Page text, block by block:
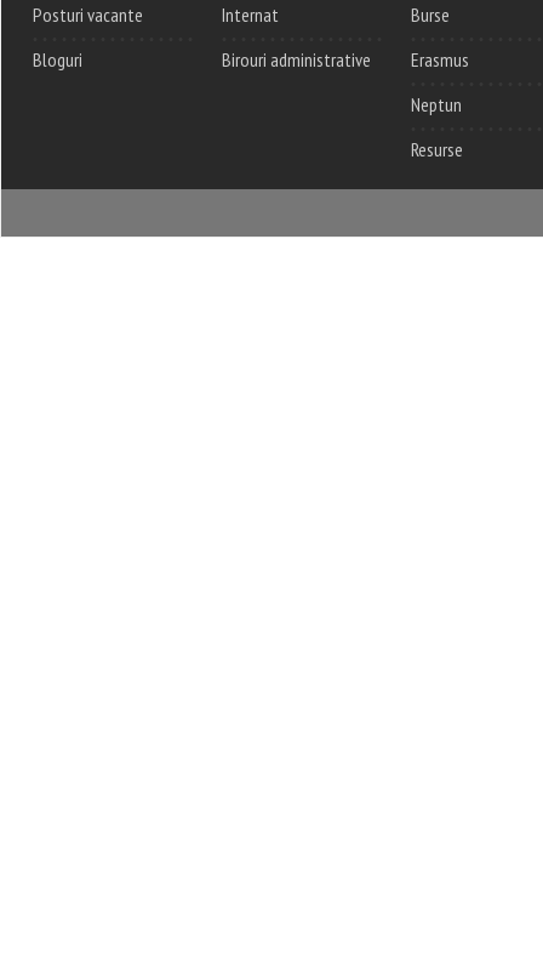
Posturi vacante
Bloguri
Internat
Birouri administrative
Burse
Erasmus
Neptun
Resurse